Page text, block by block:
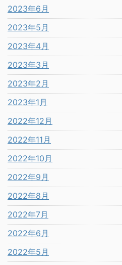
2023年6月
2023年5月
2023年4月
2023年3月
2023年2月
2023年1月
2022年12月
2022年11月
2022年10月
2022年9月
2022年8月
2022年7月
2022年6月
2022年5月